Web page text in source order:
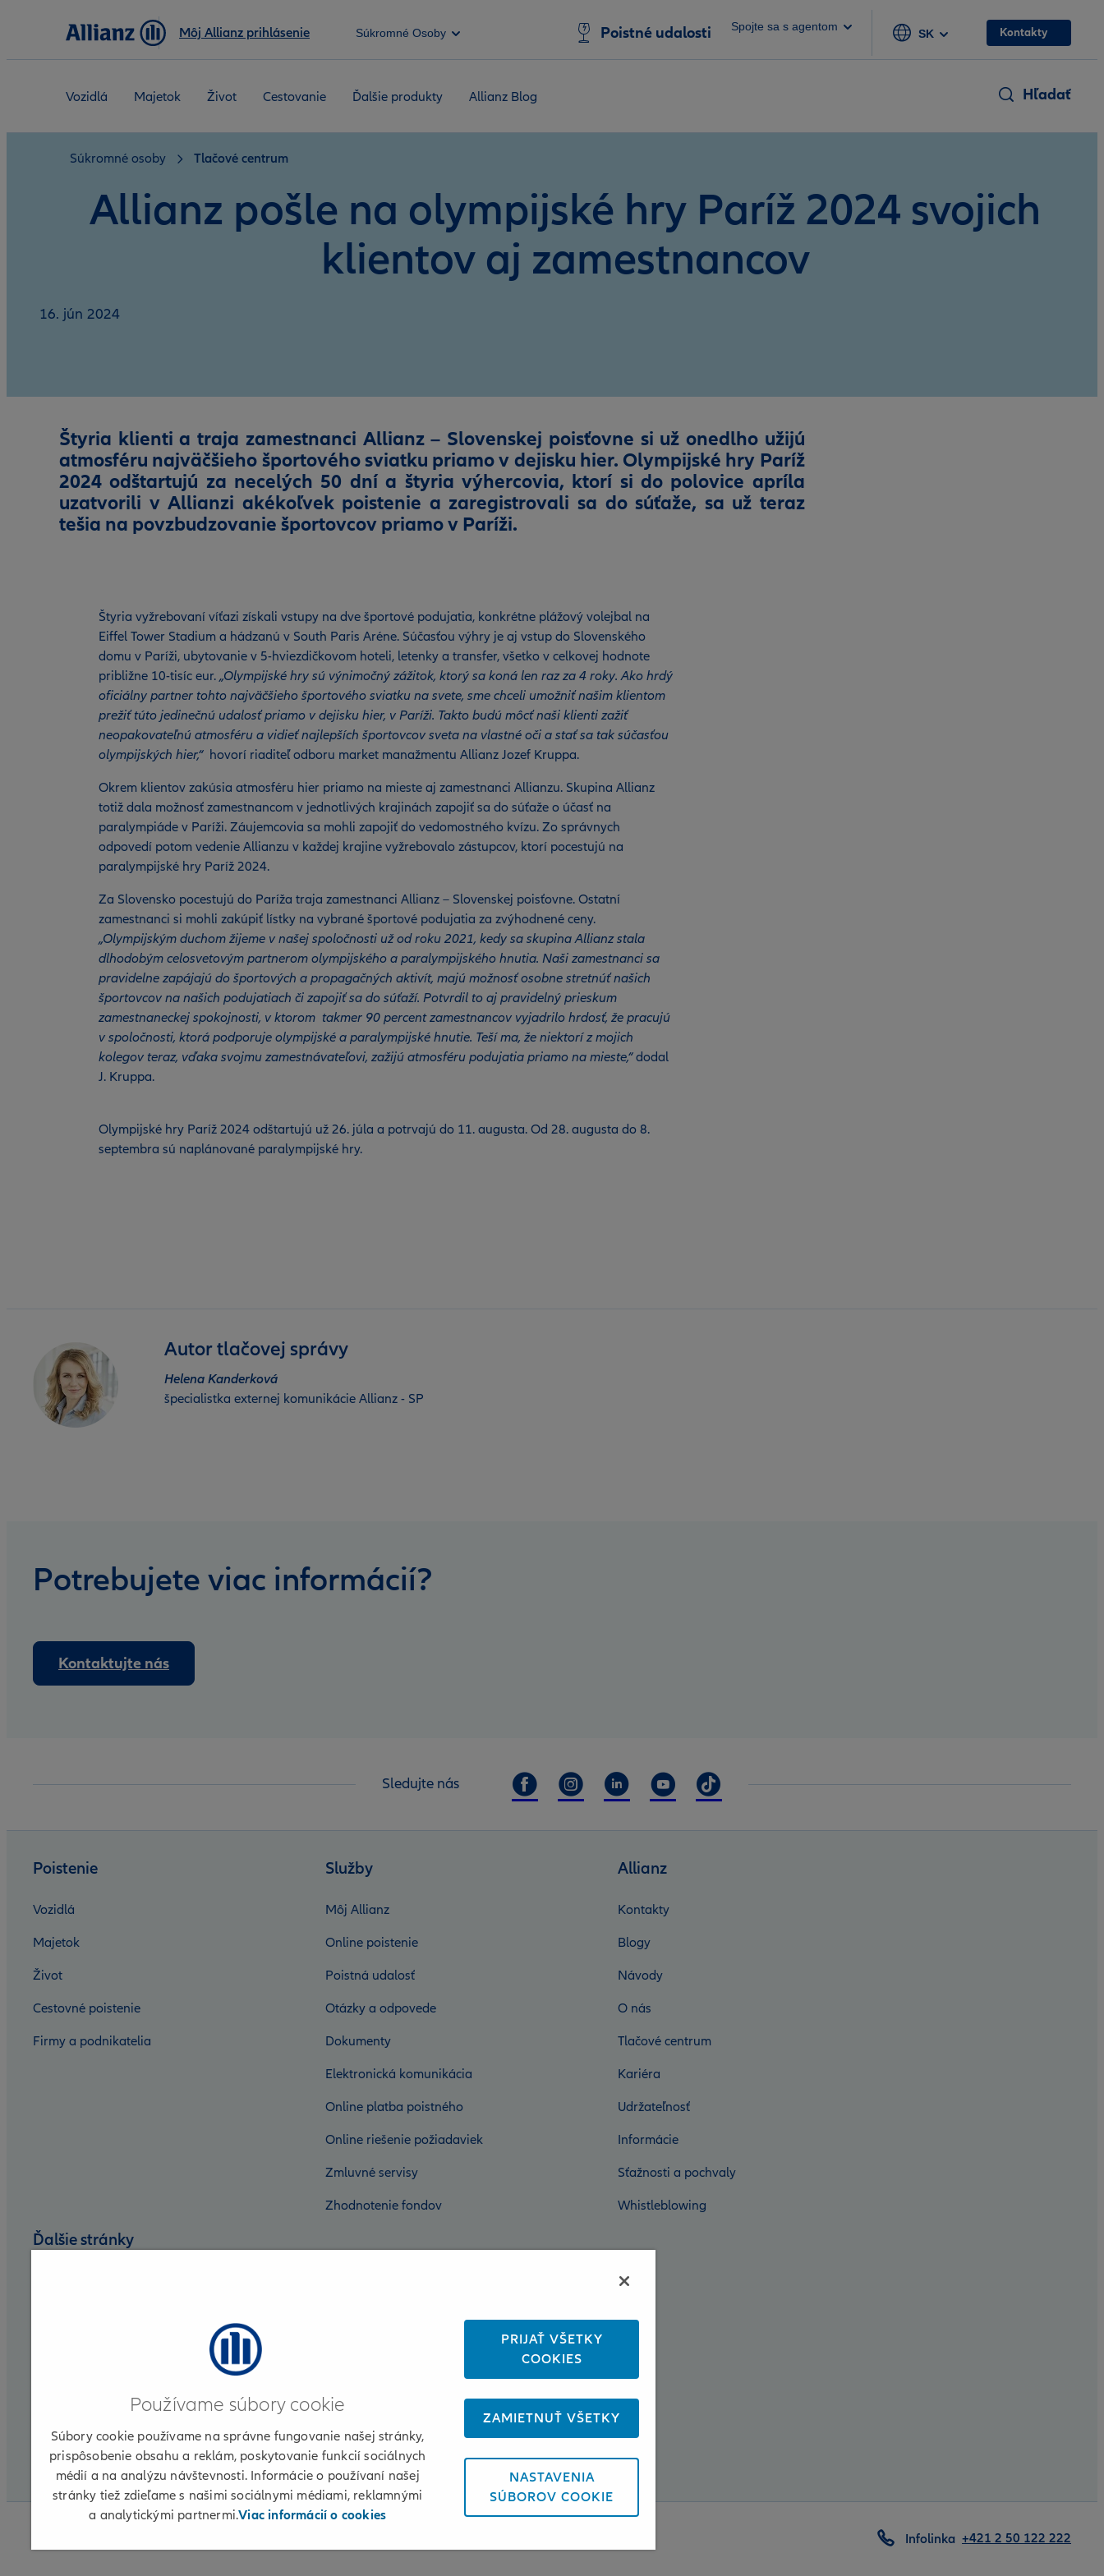
Môj Allianz prihlásenie Súkromné Osoby Poistné udalosti Spojte sa s agentom
SK Kontakty
Vozidlá Majetok Život Cestovanie Ďalšie produkty Allianz Blog Hľadať
Súkromné osoby Tlačové centrum
Allianz pošle na olympijské hry Paríž 2024 svojich
klientov aj zamestnancov
16. jún 2024
Štyria klienti a traja zamestnanci Allianz – Slovenskej poisťovne si už onedlho užijú
atmosféru najväčšieho športového sviatku priamo v dejisku hier. Olympijské hry Paríž
2024 odštartujú za necelých 50 dní a štyria výhercovia, ktorí si do polovice apríla
uzatvorili v Allianzi akékoľvek poistenie a zaregistrovali sa do súťaže, sa už teraz
tešia na povzbudzovanie športovcov priamo v Paríži.
Štyria vyžrebovaní víťazi získali vstupy na dve športové podujatia, konkrétne plážový volejbal na
Eiffel Tower Stadium a hádzanú v South Paris Aréne. Súčasťou výhry je aj vstup do Slovenského
domu v Paríži, ubytovanie v 5-hviezdičkovom hoteli, letenky a transfer, všetko v celkovej hodnote
približne 10-tisíc eur. „Olympijské hry sú výnimočný zážitok, ktorý sa koná len raz za 4 roky. Ako hrdý
oficiálny partner tohto najväčšieho športového sviatku na svete, sme chceli umožniť našim klientom
prežiť túto jedinečnú udalosť priamo v dejisku hier, v Paríži. Takto budú môcť naši klienti zažiť
neopakovateľnú atmosféru a vidieť najlepších športovcov sveta na vlastné oči a stať sa tak súčasťou
olympijských hier,“ hovorí riaditeľ odboru market manažmentu Allianz Jozef Kruppa.
Okrem klientov zakúsia atmosféru hier priamo na mieste aj zamestnanci Allianzu. Skupina Allianz
totiž dala možnosť zamestnancom v jednotlivých krajinách zapojiť sa do súťaže o účasť na
paralympiáde v Paríži. Záujemcovia sa mohli zapojiť do vedomostného kvízu. Zo správnych
odpovedí potom vedenie Allianzu v každej krajine vyžrebovalo zástupcov, ktorí pocestujú na
paralympijské hry Paríž 2024.
Za Slovensko pocestujú do Paríža traja zamestnanci Allianz – Slovenskej poisťovne. Ostatní
zamestnanci si mohli zakúpiť lístky na vybrané športové podujatia za zvýhodnené ceny.
„Olympijským duchom žijeme v našej spoločnosti už od roku 2021, kedy sa skupina Allianz stala
dlhodobým celosvetovým partnerom olympijského a paralympijského hnutia. Naši zamestnanci sa
pravidelne zapájajú do športových a propagačných aktivít, majú možnosť osobne stretnúť našich
športovcov na našich podujatiach či zapojiť sa do súťaží. Potvrdil to aj pravidelný prieskum
zamestnaneckej spokojnosti, v ktorom takmer 90 percent zamestnancov vyjadrilo hrdosť, že pracujú
v spoločnosti, ktorá podporuje olympijské a paralympijské hnutie. Teší ma, že niektorí z mojich
kolegov teraz, vďaka svojmu zamestnávateľovi, zažijú atmosféru podujatia priamo na mieste,“dodal
J. Kruppa.
Olympijské hry Paríž 2024 odštartujú už 26. júla a potrvajú do 11. augusta. Od 28. augusta do 8.
septembra sú naplánované paralympijské hry.
Autor tlačovej správy
Helena Kanderková
špecialistka externej komunikácie Allianz - SP
Potrebujete viac informácií?
Kontaktujte nás
Sledujte nás
Poistenie
Vozidlá
Majetok
Život
Cestovné poistenie
Firmy a podnikatelia
Služby
Môj Allianz
Online poistenie
Poistná udalosť
Otázky a odpovede
Dokumenty
Elektronická komunikácia
Online platba poistného
Online riešenie požiadaviek
Zmluvné servisy
Zhodnotenie fondov
Allianz
Kontakty
Blogy
Návody
O nás
Tlačové centrum
Kariéra
Udržateľnosť
Informácie
Sťažnosti a pochvaly
Whistleblowing
Ďalšie stránky
Partnerská zóna
Infolinka +421 2 50 122 222
Používame súbory cookie
Súbory cookie používame na správne fungovanie našej stránky,
prispôsobenie obsahu a reklám, poskytovanie funkcií sociálnych
médií a na analýzu návštevnosti. Informácie o používaní našej
stránky tiež zdieľame s našimi sociálnymi médiami, reklamnými
a analytickými partnermi.Viac informácií o cookies
PRIJAŤ VŠETKY
COOKIES
ZAMIETNUŤ VŠETKY
NASTAVENIA
SÚBOROV COOKIE